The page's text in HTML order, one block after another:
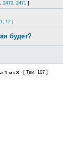
, 2470, 2471 ]
, 12 ]
будет?
1 из 3 [ Тем: 107 ]